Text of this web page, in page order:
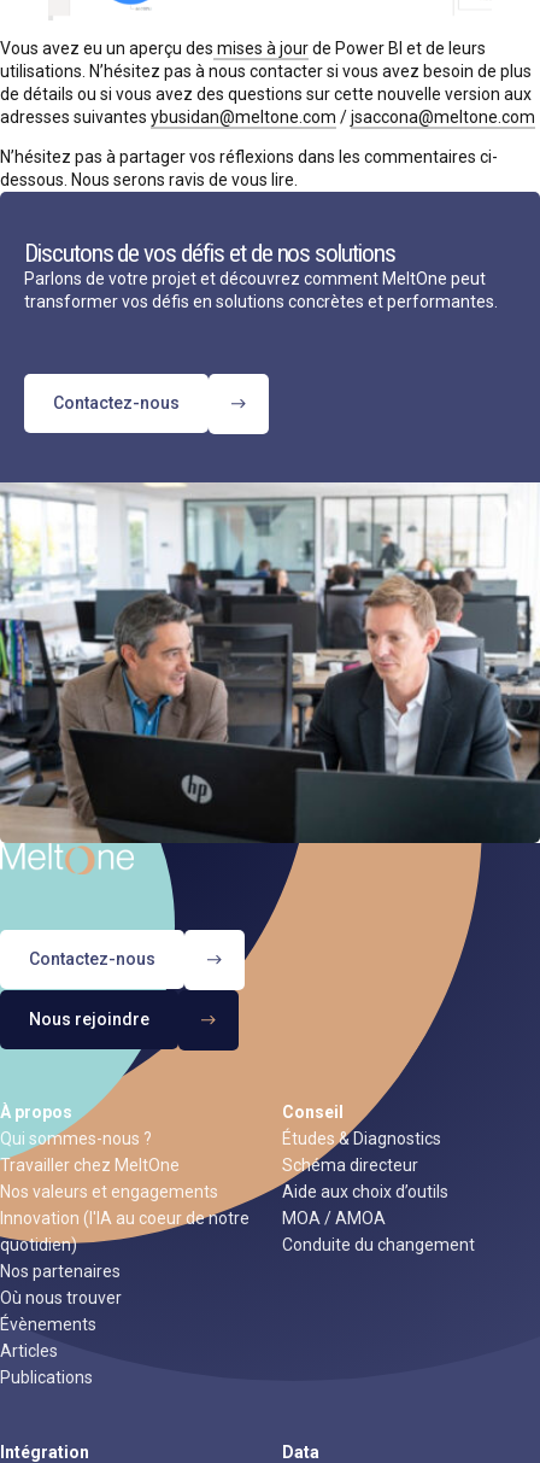
Vous avez eu un aperçu des mises à jourde Power BI et de leurs
utilisations. N’hésitez pas à nous contacter si vous avez besoin de plus
de détails ou si vous avez des questions sur cette nouvelle version aux
adresses suivantes ybusidan@meltone.com /jsaccona@meltone.com
N’hésitez pas à partager vos réflexions dans les commentaires ci-
dessous. Nous serons ravis de vous lire.
Discutons de vos défis et de nos solutions
Parlons de votre projet et découvrez comment MeltOne peut
transformer vos défis en solutions concrètes et performantes.
Contactez-nous
Contactez-nous
Nous rejoindre
À propos
Qui sommes-nous ?
Travailler chez MeltOne
Nos valeurs et engagements
Innovation (l'IA au coeur de notre
quotidien)
Nos partenaires
Où nous trouver
Évènements
Articles
Publications
Conseil
Études & Diagnostics
Schéma directeur
Aide aux choix d’outils
MOA / AMOA
Conduite du changement
Intégration Data